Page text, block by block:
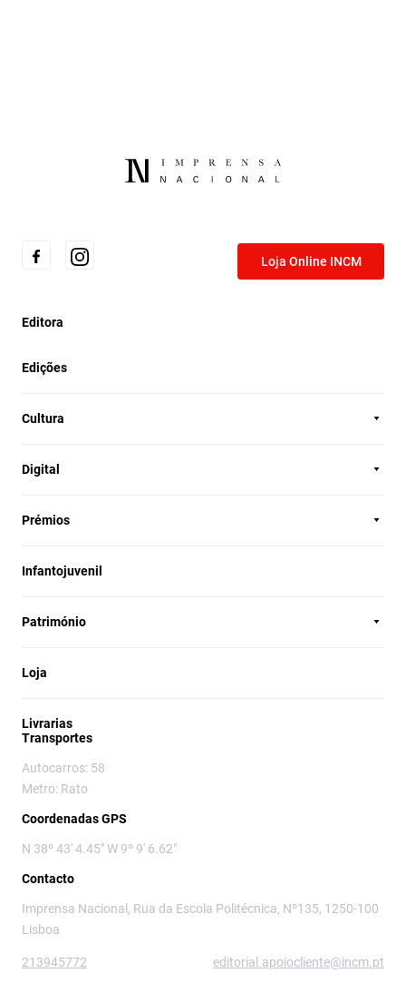
Loja Online INCM
Editora
Edições
Cultura
Digital
Prémios
Infantojuvenil
Património
Loja
Livrarias
Transportes
Autocarros: 58
Metro: Rato
Coordenadas GPS
N 38º 43' 4.45" W 9º 9' 6.62"
Contacto
Imprensa Nacional, Rua da Escola Politécnica, Nº135, 1250-100
Lisboa
213945772 editorial.apoiocliente@incm.pt